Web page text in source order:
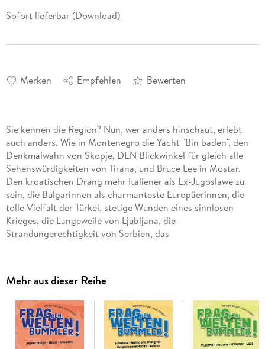
Sofort lieferbar (Download)
Merken Empfehlen Bewerten
Sie kennen die Region? Nun, wer anders hinschaut, erlebt
auch anders. Wie in Montenegro die Yacht "Bin baden", den
Denkmalwahn von Skopje, DEN Blickwinkel für gleich alle
Sehenswürdigkeiten von Tirana, und Bruce Lee in Mostar.
Den kroatischen Drang mehr Italiener als Ex-Jugoslawe zu
sein, die Bulgarinnen als charmanteste Europäerinnen, die
tolle Vielfalt der Türkei, stetige Wunden eines sinnlosen
Krieges, die Langeweile von Ljubljana, die
Strandungerechtigkeit von Serbien, das
Bändchen futtern. Und guck, er hatte Spaß dabei! Spätestens
als es in der Sauna einer Touristenburg unter Reisenden aus
ganz Osteuropa ein Wettsingen ihrer Nationalhymnen gab,
das freilich eine nackte Russin gewann und bei dem er Letzter
wurde. Brüller!
Mehr aus dieser Reihe